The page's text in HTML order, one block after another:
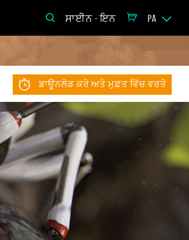
ਸਾਈਨ - ਇਨ PA
ਡਾਊਨਲੋਡ ਕਰੋ ਅਤੇ ਮੁਫ਼ਤ ਵਿੱਚ ਵਰਤੋ